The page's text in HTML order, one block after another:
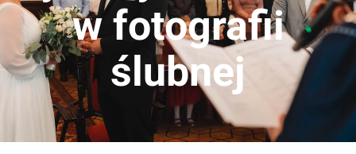
w fotografii
ślubnej